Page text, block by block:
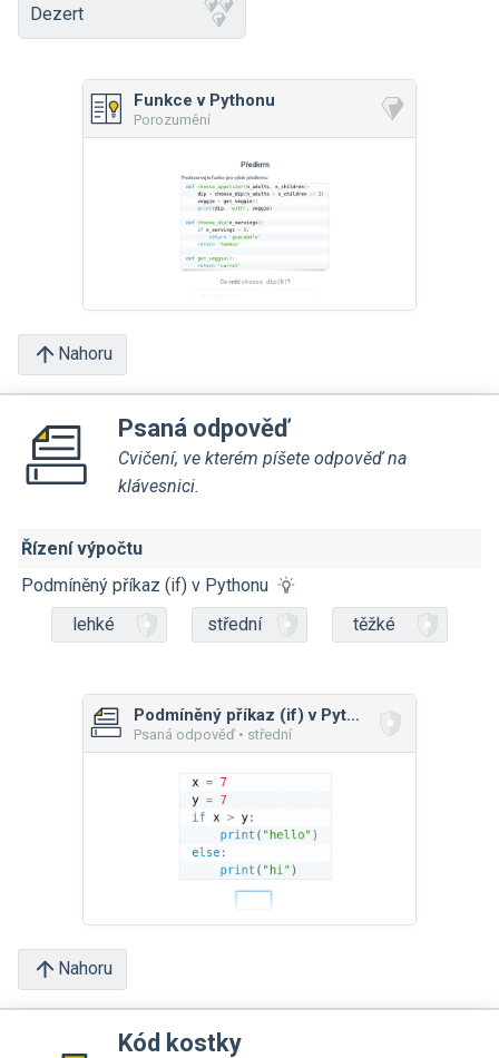
Dezert
Funkce v Pythonu
Porozumění
Nahoru
Psaná odpověď
Cvičení, ve kterém píšete odpověď na
klávesnici.
Řízení výpočtu
Podmíněný příkaz (if) v Pythonu
lehké
střední těžké
Podmíněný příkaz (if) v Pythonu
Psaná odpověď • střední
Nahoru
Kód kostky